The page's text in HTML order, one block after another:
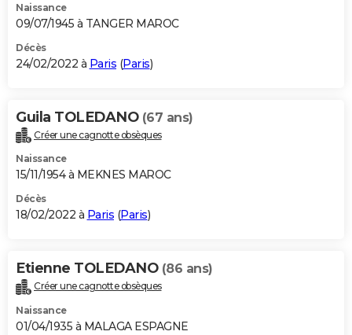
Naissance
09/07/1945 à TANGER MAROC
Décès
24/02/2022 à Paris (Paris)
Guila TOLEDANO (67 ans)
Créer une cagnotte obsèques
Naissance
15/11/1954 à MEKNES MAROC
Décès
18/02/2022 à Paris (Paris)
Etienne TOLEDANO (86 ans)
Créer une cagnotte obsèques
Naissance
01/04/1935 à MALAGA ESPAGNE